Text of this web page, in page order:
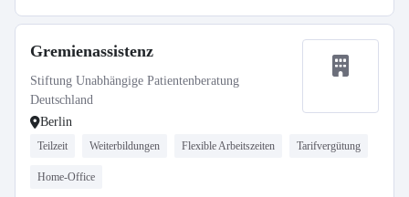
Gremienassistenz
Stiftung Unabhängige Patientenberatung
Deutschland
Berlin
Teilzeit Weiterbildungen Flexible Arbeitszeiten Tarifvergütung
Home-Office